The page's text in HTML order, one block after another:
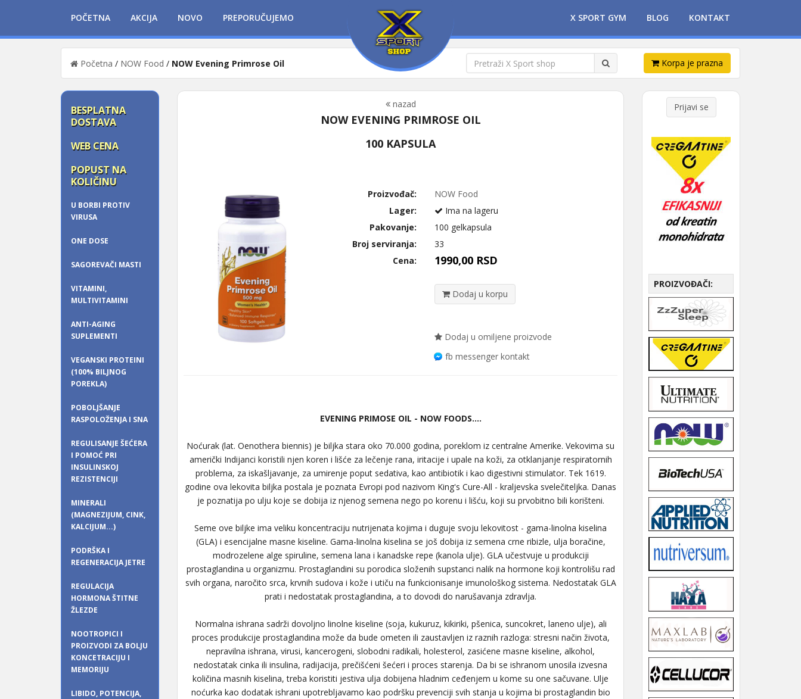
POČETNA AKCIJA NOVO PREPORUČUJEMO X SPORT GYM BLOG KONTAKT
Početna / NOW Food / NOW Evening Primrose Oil Korpa je prazna
BESPLATNA
DOSTAVA
WEB CENA
POPUST NA
KOLIČINU
U BORBI PROTIV
VIRUSA
ONE DOSE
SAGOREVAČI MASTI
VITAMINI,
MULTIVITAMINI
ANTI-AGING
SUPLEMENTI
VEGANSKI PROTEINI
(100% BILJNOG
POREKLA)
POBOLJŠANJE
RASPOLOŽENJA I SNA
REGULISANJE ŠEĆERA
I POMOĆ PRI
INSULINSKOJ
REZISTENCIJI
MINERALI
(MAGNEZIJUM, CINK,
KALCIJUM...)
PODRŠKA I
REGENERACIJA JETRE
REGULACIJA
HORMONA ŠTITNE
ŽLEZDE
NOOTROPICI I
PROIZVODI ZA BOLJU
KONCETRACIJU I
MEMORIJU
LIBIDO, POTENCIJA,
nazad
NOW EVENING PRIMROSE OIL
100 KAPSULA
Proizvođač:
NOW Food
Lager:
Ima na lageru
Pakovanje:
100 gelkapsula
Broj serviranja:
33
Cena:
1990,00 RSD
Dodaj u korpu
Dodaj u omiljene proizvode
fb messenger kontakt
EVENING PRIMOSE OIL - NOW FOODS....
Noćurak (lat. Oenothera biennis) je biljka stara oko 70.000 godina, poreklom iz centralne Amerike. Vekovima su
američki Indijanci koristili njen koren i lišće za lečenje rana, iritacije i upale na koži, za otklanjanje respiratornih
problema, za iskašljavanje, za umirenje poput sedativa, kao antibiotik i kao digestivni stimulator. Tek 1619.
godine ova lekovita biljka postala je poznata Evropi pod nazivom King's Cure-All - kraljevska svelečiteljka. Danas
je poznatija po ulju koje se dobija iz njenog semena nego po korenu i lišću, koji su prvobitno bili korišteni.
Seme ove biljke ima veliku koncentraciju nutrijenata kojima i duguje svoju lekovitost - gama-linolna kiselina
(GLA) i esencijalne masne kiseline. Gama-linolna kiselina se još dobija iz semena crne ribizle, ulja boračine,
modrozelene alge spiruline, semena lana i kanadske repe (kanola ulje). GLA učestvuje u produkciji
prostaglandina u organizmu. Prostaglandini su porodica složenih supstanci nalik na hormone koji kontrolišu rad
svih organa, naročito srca, krvnih sudova i kože i utiču na funkcionisanje imunološkog sistema. Nedostatak GLA
prati i nedostatak prostaglandina, a to dovodi do narušavanja zdravlja.
Normalna ishrana sadrži dovoljno linolne kiseline (soja, kukuruz, kikiriki, pšenica, suncokret, laneno ulje), ali
proces produkcije prostaglandina može da bude ometen ili zaustavljen iz raznih razloga: stresni način života,
nepravilna ishrana, virusi, kancerogeni, slobodni radikali, holesterol, zasićene masne kiseline, alkohol,
nedostatak cinka ili insulina, radijacija, prečišćeni šećeri i proces starenja. Da bi se ishranom unosila izvesna
količina masnih kiselina, treba koristiti jestiva ulja dobijena hladnim ceđenjem u kome su one sačuvane. Ulje
noćurka kao dodatak ishrani upotrebljavamo kao podršku prevenciji svih stanja u kojima bi prostaglandin bio
Prijavi se
PROIZVOĐAČI: